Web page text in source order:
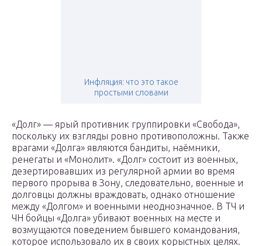
Инфляция: что это такое
простыми словами
«Долг» — ярый противник группировки «Свобода»,
поскольку их взгляды ровно противоположны. Также
врагами «Долга» являются бандиты, наёмники,
ренегаты и «Монолит». «Долг» состоит из военных,
дезертировавших из регулярной армии во время
первого прорыва в Зону, следовательно, военные и
долговцы должны враждовать, однако отношение
между «Долгом» и военными неоднозначное. В ТЧ и
ЧН бойцы «Долга» убивают военных на месте и
возмущаются поведением бывшего командования,
которое использовало их в своих корыстных целях.